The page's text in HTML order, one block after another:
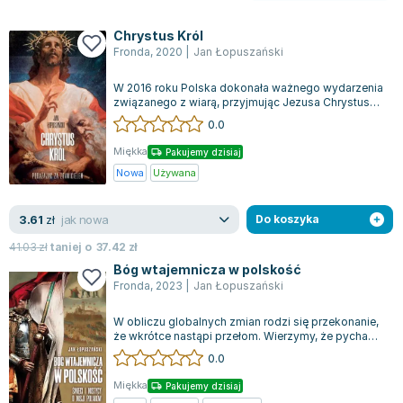
Agata Passent
Michel Moran
Maciej Orłoś
Jo Nesbo
Katarzyna Miller
Antoine de Saint Exupery
Lew Tołstoj
Mark Twain
Marcin Meller
Paulina Młynarska
ks. Piotr Pawlukiewicz
Jarosław Sokołowski
Piotr Latocha
Michael Scott
Piotr Semka
Jarosław Iwaszkiewicz
Chrystus Król
Fronda, 2020 Jan Łopuszański
W 2016 roku Polska dokonała ważnego wydarzenia
związanego z wiarą, przyjmując Jezusa Chrystusa
jako Króla i Pana w ramach Jubileus...
0.0
Miękka Pakujemy dzisiaj
Nowa Używana
3.61 zł jak nowa
41.03złtaniej o 37.42 zł
Do koszyka
Bóg wtajemnicza w polskość
Fronda, 2023 Jan Łopuszański
W obliczu globalnych zmian rodzi się przekonanie,
że wkrótce nastąpi przełom. Wierzymy, że pycha
zła zostanie pokonana przez Jezus...
0.0
Miękka Pakujemy dzisiaj